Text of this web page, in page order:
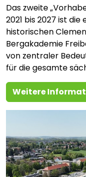
Das zweite
2021 bis 2027 ist
historischen
Bergakademie
von zentraler
für die gesamte
Weitere